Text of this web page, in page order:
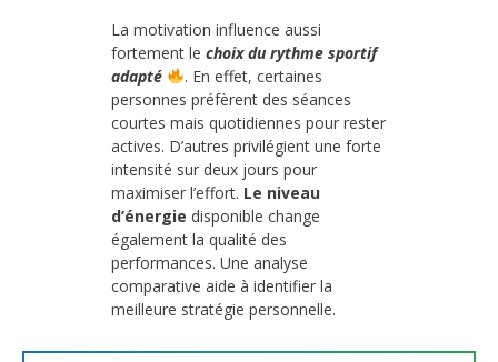
La motivation influence aussi
fortement le choix du rythme sportif
adapté
. En effet, certaines
personnes préfèrent des séances
courtes mais quotidiennes pour rester
actives. D’autres privilégient une forte
intensité sur deux jours pour
maximiser l’effort. Le niveau
d’énergie disponible change
également la qualité des
performances. Une analyse
comparative aide à identifier la
meilleure stratégie personnelle.